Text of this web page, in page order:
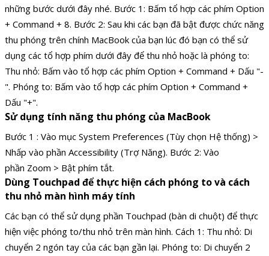
những bước dưới đây nhé. Bước 1: Bấm tổ hợp các phím Option
+ Command + 8. Bước 2: Sau khi các bạn đã bật được chức năng
thu phóng trên chính MacBook của bạn lúc đó bạn có thể sử
dụng các tổ hợp phím dưới đây để thu nhỏ hoặc là phóng to:
Thu nhỏ: Bấm vào tổ hợp các phím Option + Command + Dấu "-
". Phóng to: Bấm vào tổ hợp các phím Option + Command +
Dấu "+".
Sử dụng tính năng thu phóng của MacBook
Bước 1 : Vào mục System Preferences (Tùy chọn Hệ thống) >
Nhấp vào phần Accessibility (Trợ Năng). Bước 2: Vào
phần Zoom > Bật phím tắt.
Dùng Touchpad để thực hiện cách phóng to và cách
thu nhỏ màn hình máy tính
Các bạn có thể sử dụng phần Touchpad (bàn di chuột) để thực
hiện việc phóng to/thu nhỏ trên màn hình. Cách 1: Thu nhỏ: Di
chuyển 2 ngón tay của các bạn gần lại. Phóng to: Di chuyển 2